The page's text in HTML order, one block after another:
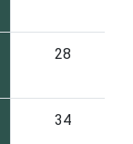
28
34